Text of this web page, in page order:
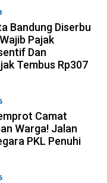
Bandung Diserbu
Pajak
Dan
Tembus Rp307
Camat
Warga! Jalan
PKL Penuhi